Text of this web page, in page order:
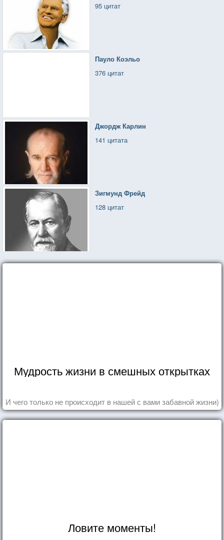
95 цитат
Пауло Коэльо
376 цитат
Джордж Карлин
141 цитата
Зигмунд Фрейд
128 цитат
Мудрость жизни в смешных открытках
И чего только не происходит в нашей с вами забавной жизни)
Ловите моменты!